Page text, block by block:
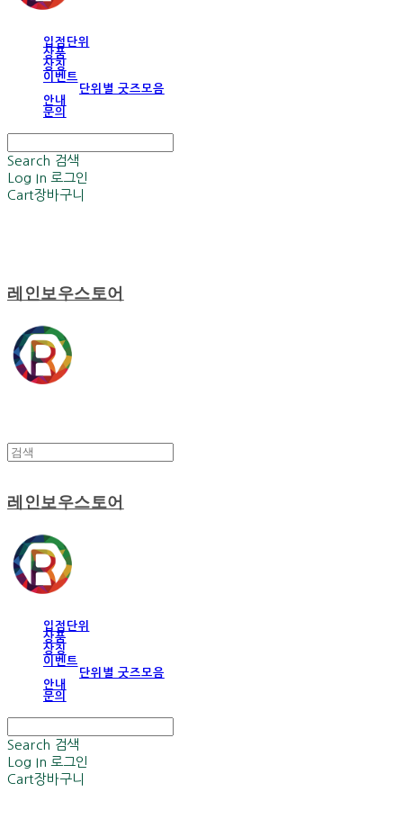
입점단위
상품
상징
이벤트
단위별 굿즈모음
안내
문의
Search 검색
Log In 로그인
Cart장바구니
레인보우스토어
레인보우스토어
입점단위
상품
상징
이벤트
단위별 굿즈모음
안내
문의
Search 검색
Log In 로그인
Cart장바구니